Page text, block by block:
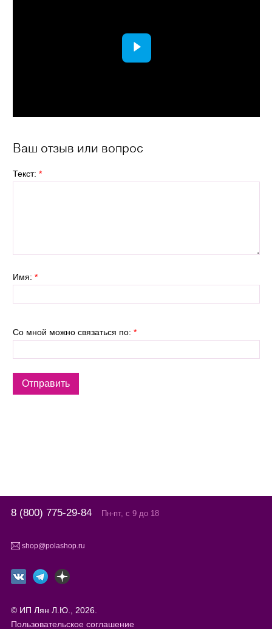
Ваш отзыв или вопрос
Текст: *
Имя: *
Со мной можно связаться по: *
8 (800) 775-29-84 Пн-пт, с 9 до 18
shop@polashop.ru
© ИП Лян Л.Ю., 2026.
Пользовательское соглашение